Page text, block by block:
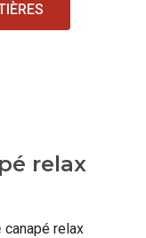
relax
canapé relax